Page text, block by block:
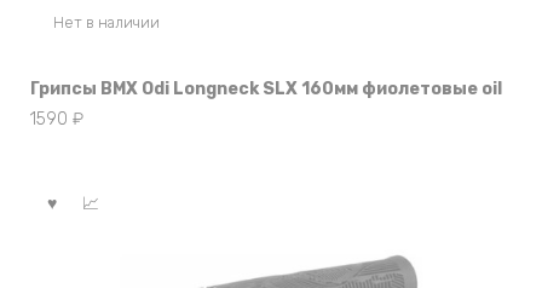
Нет в наличии
Грипсы BMX Odi Longneck SLX 160мм фиолетовые oil
1590 ₽